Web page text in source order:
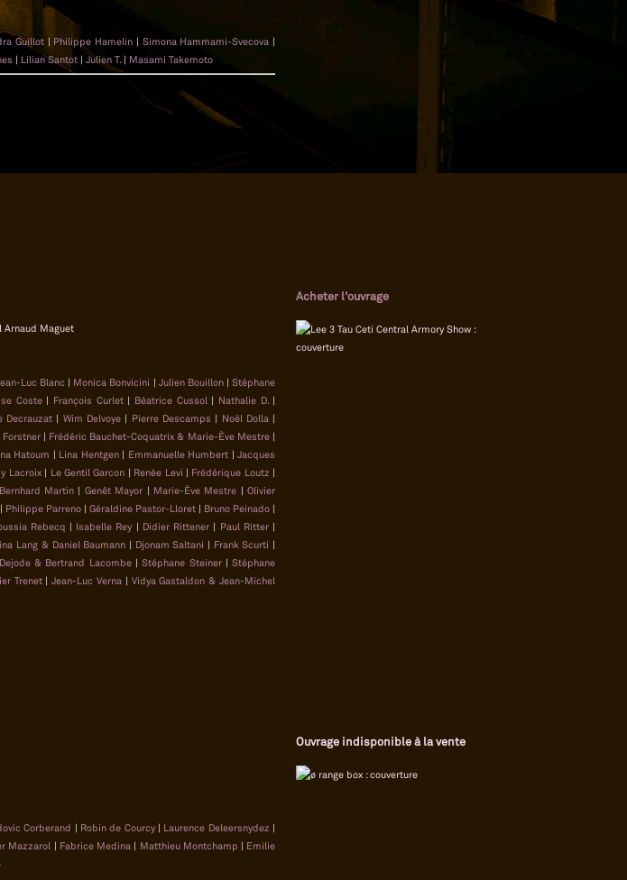
Guillot | Philippe Hamelin | Simona Hammami-Svecova |
| Lilian Santot | Julien T. | Masami Takemoto
Acheter l'ouvrage
Arnaud Maguet
Luc Blanc| Monica Bonvicini | Julien Bouillon|Stéphane
Coste| François Curlet| Béatrice Cussol | Nathalie D.|
Decrauzat | Wim Delvoye | Pierre Descamps | Noël Dolla |
Forstner| Frédéric Bauchet-Coquatrix & Marie-Ève Mestre|
Hatoum | Lina Hentgen| Emmanuelle Humbert |Jacques
Lacroix| Le Gentil Garcon | Renée Levi | Frédérique Loutz |
Bernhard Martin | Genêt Mayor | Marie-Ève Mestre |Olivier
| Philippe Parreno | Géraldine Pastor-Lloret | Bruno Peinado |
Rebecq | Isabelle Rey | Didier Rittener | Paul Ritter|
Lang & Daniel Baumann | Djonam Saltani | Frank Scurti |
& Bertrand Lacombe|Stéphane Steiner|Stéphane
Trenet|Jean-Luc Verna | Vidya Gastaldon & Jean-Michel
Ouvrage indisponible à la vente
Corberand | Robin de Courcy| Laurence Deleersnydez |
Mazzarol | Fabrice Medina | Matthieu Montchamp | Emilie